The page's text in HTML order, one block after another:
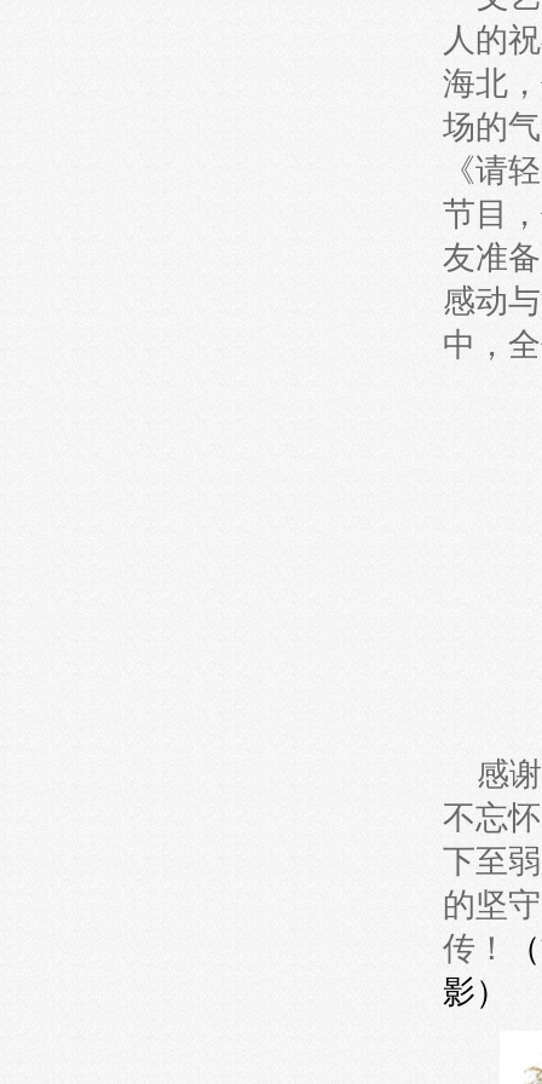
人的
海北
场的
《请
节目
友准
感动
中，
感
不忘
下至
的坚
传！
影）